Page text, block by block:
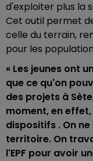
d'exploiter plus la
Cet outil permet
celle du terrain,
pour les
« Les jeunes ont
que ce qu'on
des projets à
moment, en
dispositifs . On
territoire. On
l'EPF pour avoir